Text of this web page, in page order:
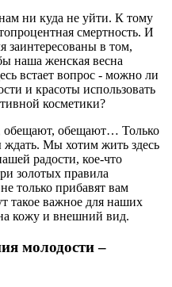
ни куда не уйти. К тому
смертность. И
заинтересованы в том,
наша женская весна
встает вопрос - можно ли
и красоты использовать
косметики?
обещают, обещают… Только
ждать. Мы хотим жить здесь
радости, кое-что
золотых правила
только прибавят вам
такое важное для наших
кожу и внешний вид.
молодости –